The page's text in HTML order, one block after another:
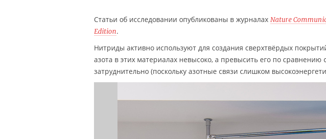
Статьи об исследовании опубликованы в журналах Nature
Edition.
Нитриды активно используют для создания сверхтвёрдых
азота в этих материалах невысоко, а превысить его по
затруднительно (поскольку азотные связи слишком